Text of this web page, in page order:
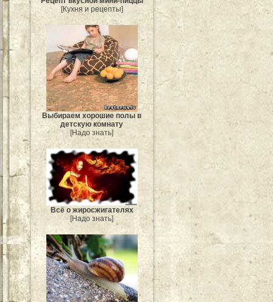
[Кухня и рецепты]
Выбираем хорошие полы в
детскую комнату
[Надо знать]
Всё о жиросжигателях
[Надо знать]